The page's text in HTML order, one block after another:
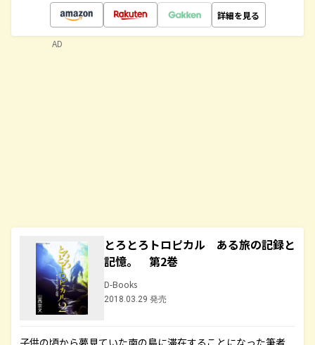
詳細を見る
とろとろトロピカル ある旅の記録と
記憶。 第2巻
D-Books
2018.03.29 発売
子供の頃から夢見ていた南の島に滞在することになった筆者
AD